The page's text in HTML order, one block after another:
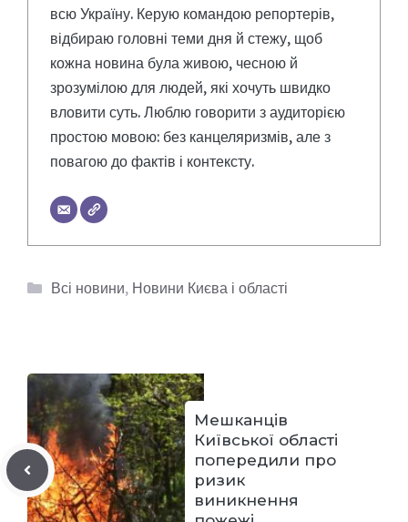
всю Україну. Керую командою репортерів,
відбираю головні теми дня й стежу, щоб
кожна новина була живою, чесною й
зрозумілою для людей, які хочуть швидко
вловити суть. Люблю говорити з аудиторією
простою мовою: без канцеляризмів, але з
повагою до фактів і контексту.
Категорії
Всі новини, Новини Києва і області
Мешканців
Київської області
попередили про
ризик
виникнення